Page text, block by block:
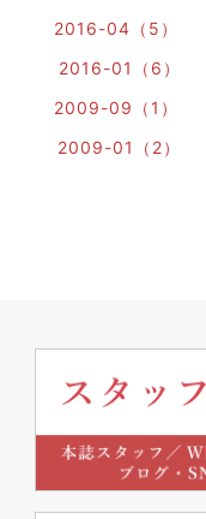
2016-04（5）
2016-01（6）
2009-09（1）
2009-01（2）